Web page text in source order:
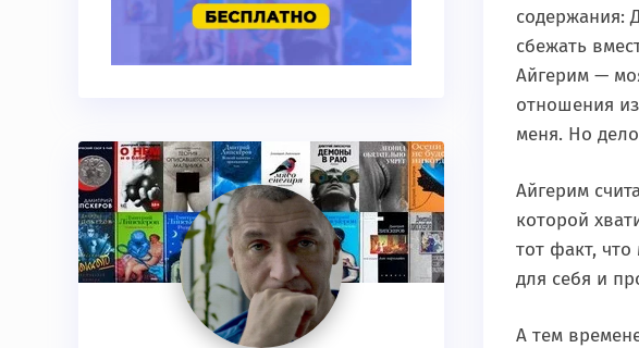
содержания:
сбежать
Айгерим —
отношения
меня. Но
Айгерим
которой
тот факт,
для себя и
А тем